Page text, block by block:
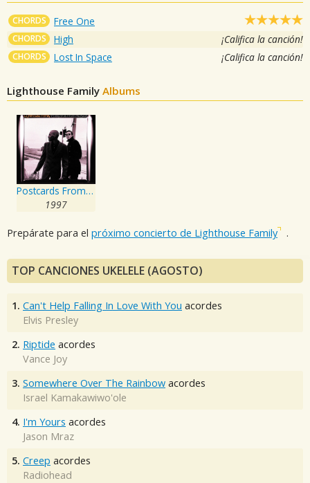
CHORDS Free One
CHORDS High ¡Califica la canción!
CHORDS Lost In Space ¡Califica la canción!
Lighthouse Family Albums
Postcards From Heaven
1997
Prepárate para el próximo concierto de Lighthouse Family .
TOP CANCIONES UKELELE (AGOSTO)
1. Can't Help Falling In Love With You acordes
Elvis Presley
2. Riptide acordes
Vance Joy
3. Somewhere Over The Rainbow acordes
Israel Kamakawiwo'ole
4. I'm Yours acordes
Jason Mraz
5. Creep acordes
Radiohead